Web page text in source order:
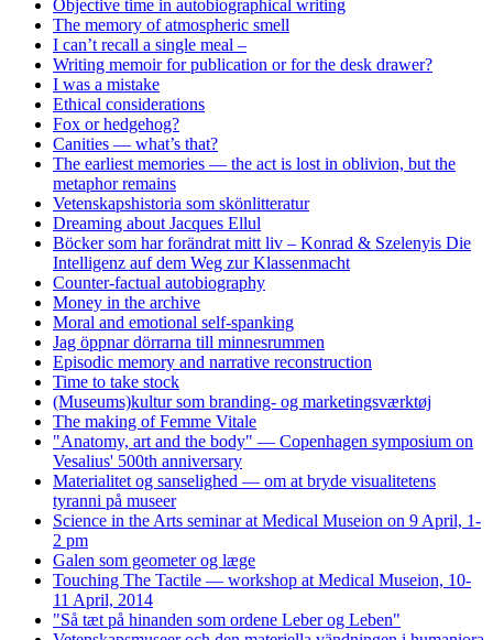
Objective time in autobiographical writing
The memory of atmospheric smell
I can’t recall a single meal –
Writing memoir for publication or for the desk drawer?
I was a mistake
Ethical considerations
Fox or hedgehog?
Canities — what’s that?
The earliest memories — the act is lost in oblivion, but the
metaphor remains
Vetenskapshistoria som skönlitteratur
Dreaming about Jacques Ellul
Böcker som har forändrat mitt liv – Konrad & Szelenyis Die
Intelligenz auf dem Weg zur Klassenmacht
Counter-factual autobiography
Money in the archive
Moral and emotional self-spanking
Jag öppnar dörrarna till minnesrummen
Episodic memory and narrative reconstruction
Time to take stock
(Museums)kultur som branding- og marketingsværktøj
The making of Femme Vitale
"Anatomy, art and the body" — Copenhagen symposium on
Vesalius' 500th anniversary
Materialitet og sanselighed — om at bryde visualitetens
tyranni på museer
Science in the Arts seminar at Medical Museion on 9 April, 1-
2 pm
Galen som geometer og læge
Touching The Tactile — workshop at Medical Museion, 10-
11 April, 2014
"Så tæt på hinanden som ordene Leber og Leben"